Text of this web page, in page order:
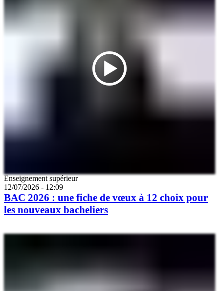
Catégorie
Enseignement supérieur
12/07/2026 - 12:09
BAC 2026 : une fiche de vœux à 12 choix pour
les nouveaux bacheliers